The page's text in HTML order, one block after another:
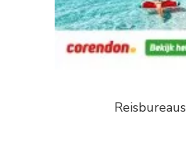
Reisbureaus